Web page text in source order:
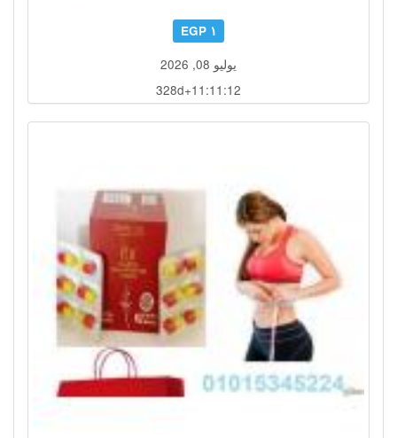
١ EGP
يوليو 08, 2026
328d+11:11:09